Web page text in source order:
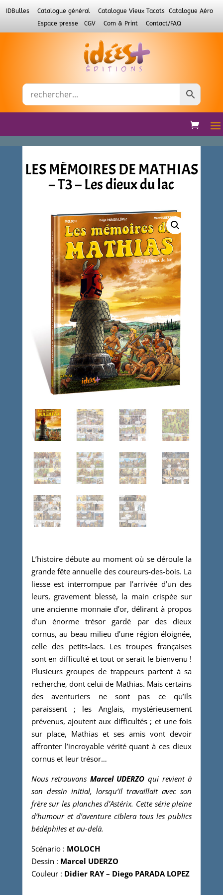
IDBulles Catalogue général Catalogue Vieux Tacots
Catalogue Aéro
Espace presseCGV Com & Print Contact/FAQ
LES MÉMOIRES DE MATHIAS
– T3 – Les dieux du lac
L’histoire débute au moment où se déroule la
grande fête annuelle des coureurs-des-bois. La
liesse est interrompue par l’arrivée d’un des
leurs, gravement blessé, la main crispée sur
une ancienne monnaie d’or, délirant à propos
d’un énorme trésor gardé par des dieux
cornus, au beau milieu d’une région éloignée,
celle des petits-lacs. Les troupes françaises
sont en difficulté et tout or serait le bienvenu !
Plusieurs groupes de trappeurs partent à sa
recherche, dont celui de Mathias. Mais certains
des aventuriers ne sont pas ce qu’ils
paraissent ; les Anglais, mystérieusement
prévenus, ajoutent aux difficultés ; et une fois
sur place, Mathias et ses amis vont devoir
affronter l’incroyable vérité quant à ces dieux
cornus et leur trésor…
Nous retrouvons Marcel UDERZO qui revient à
son dessin initial, lorsqu’il travaillait avec son
frère sur les planches d’Astérix. Cette série pleine
d’humour et d’aventure ciblera tous les publics
bédéphiles et au-delà.
Scénario : MOLOCH
Dessin : Marcel UDERZO
Couleur : Didier RAY – Diego PARADA LOPEZ